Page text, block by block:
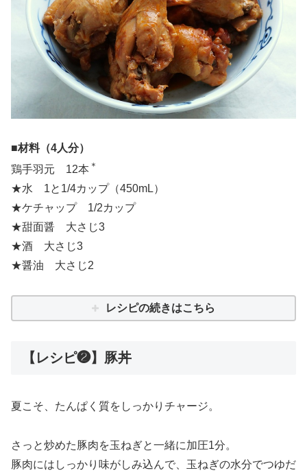
■材料（4人分）
鶏手羽元 12本 ＊
★水 1と1/4カップ（450mL）
★ケチャップ 1/2カップ
★甜面醤 大さじ3
★酒 大さじ3
★醤油 大さじ2
レシピの続きはこちら
【レシピ❷】豚丼
夏こそ、たんぱく質をしっかりチャージ。
さっと炒めた豚肉を玉ねぎと一緒に加圧1分。
豚肉にはしっかり味がしみ込んで、玉ねぎの水分でつゆだ